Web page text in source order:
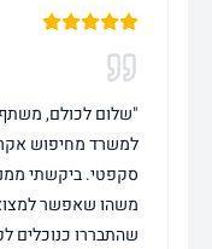
"שלום לכולם, משתף
למשרד מחיפוש
סקפטי. ביקשתי
משהו שאפשר
שהתבררו כנוכלים